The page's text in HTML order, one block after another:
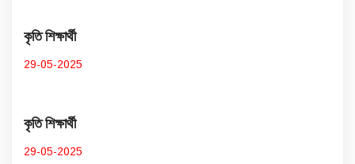
কৃতি শিক্ষার্থী
29-05-2025
কৃতি শিক্ষার্থী
29-05-2025